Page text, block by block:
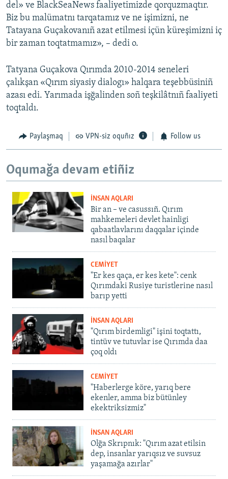
del» ve BlackSeaNews faaliyetimizde qorquzmaqtır.
Biz bu malümatnı tarqatamız ve ne işimizni, ne
Tatayana Guçakovanıñ azat etilmesi içün küreşimizni iç
bir zaman toqtatmamız», – dedi o.
Tatyana Guçakova Qırımda 2010-2014 seneleri
çalıkşan «Qırım siyasiy dialogı» halqara teşebbüsiniñ
azası edi. Yarımada işğalinden soñ teşkilâtnıñ faaliyeti
toqtaldı.
Paylaşmaq VPN-siz oquñız Follow us
Oqumağa devam etiñiz
İNSAN AQLARI
Bir an – ve casussıñ. Qırım
mahkemeleri devlet hainligi
qabaatlavlarını daqqalar içinde
nasıl baqalar
CEMİYET
"Er kes qaça, er kes kete": cenk
Qırımdaki Rusiye turistlerine nasıl
barıp yetti
İNSAN AQLARI
"Qırım birdemligi" işini toqtattı,
tintüv ve tutuvlar ise Qırımda daa
çoq oldı
CEMİYET
"Haberlerge köre, yarıq bere
ekenler, amma biz bütünley
ekektriksizmiz"
İNSAN AQLARI
Olğa Skrıpnık: "Qırım azat etilsin
dep, insanlar yarıqsız ve suvsuz
yaşamağa azırlar"